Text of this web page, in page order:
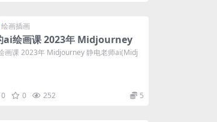
绘画插画
ai绘画课 2023年 Midjourney
画课 2023年 Midjourney 静电老师ai(Midj
0 0 252 5